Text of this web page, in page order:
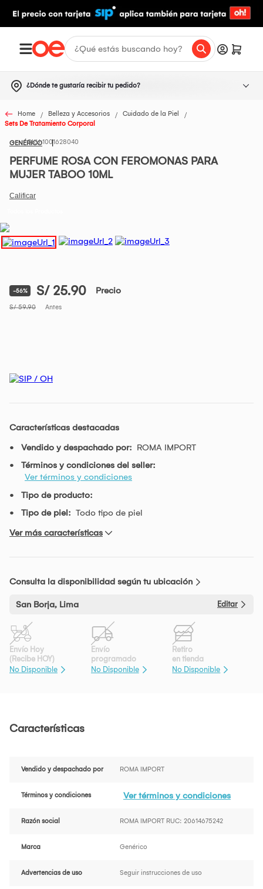
¿Dónde te gustaría recibir tu pedido?
Home Belleza y Accesorios
Cuidado de la Piel
Sets De Tratamiento Corporal
GENÉRICO1001628040
PERFUME ROSA CON FEROMONAS PARA
MUJER TABOO 10ML
-56% S/ 25.90 Precio
S/ 59.90 Antes
Características destacadas
Vendido y despachado por: ROMA IMPORT
Términos y condiciones del seller:
Ver términos y condiciones
Tipo de producto:
Tipo de piel: Todo tipo de piel
Ver más características
Consulta la disponibilidad según tu ubicación
San Borja, Lima Editar
Envío Hoy
(Recibe HOY)
No Disponible
Envío
programado
No Disponible
Retiro
en tienda
No Disponible
Características
Vendido y despachado por ROMA IMPORT
Términos y condiciones Ver términos y condiciones
Razón social ROMA IMPORT RUC: 20614675242
Marca Genérico
Advertencias de uso Seguir instrucciones de uso